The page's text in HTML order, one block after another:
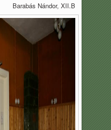
Barabás Nándor, XII.B